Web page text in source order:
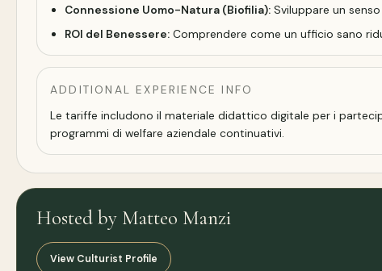
Connessione Uomo-Natura (Biofilia): Sviluppare un
ROI del Benessere: Comprendere come un ufficio sano
ADDITIONAL EXPERIENCE INFO
Le tariffe includono il materiale didattico digitale per i
programmi di welfare aziendale continuativi.
Hosted by Matteo Manzi
View Culturist Profile